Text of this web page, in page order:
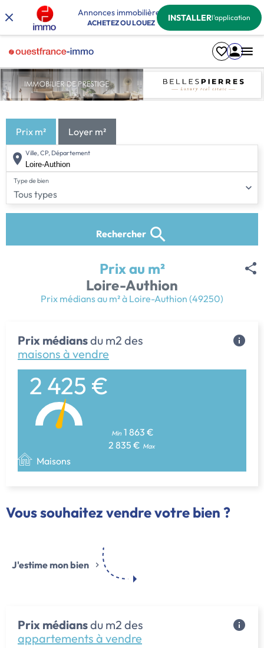
Annonces immobilières
ACHETEZ OU LOUEZ INSTALLERl'application
Prix m² Loyer m²
Ville, CP, Département
Type de bien
Tous types
Rechercher
Prix au m²
Loire-Authion
Prix médians au m² à Loire-Authion (49250)
Prix médiansdu m2 des
maisons à vendre
2 425 €
Min 1 863 €
2 835 € Max
Maisons
Vous souhaitez vendre votre bien ?
J'estime mon bien
Prix médiansdu m2 des
appartements à vendre